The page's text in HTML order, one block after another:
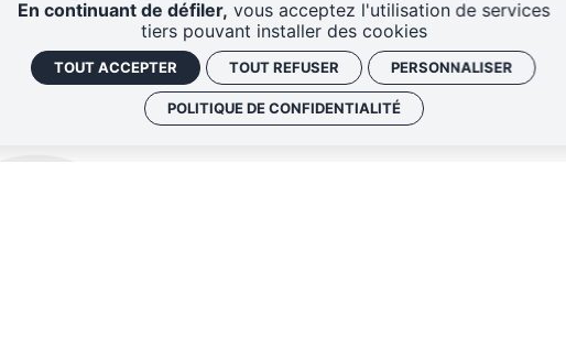
ANNUAIRES
CENTRE DE
RESSOURCES
DISPOSITIFS
D'AIDES
En continuant de défiler, vous acceptez l'utilisation de services
tiers pouvant installer des cookies
TOUT ACCEPTER TOUT REFUSER PERSONNALISER
POLITIQUE DE CONFIDENTIALITÉ